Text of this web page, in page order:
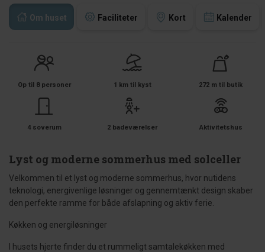
Om huset Faciliteter Kort Kalender
Op til 8 personer 1 km til kyst 272 m til butik
4 soverum 2 badeværelser Aktivitetshus
Lyst og moderne sommerhus med solceller
Velkommen til et lyst og moderne sommerhus, hvor nutidens
teknologi, energivenlige løsninger og gennemtænkt design skaber
den perfekte ramme for både afslapning og aktiv ferie.
Køkken og energiløsninger
I husets hjerte finder du et rummeligt samtalekøkken med